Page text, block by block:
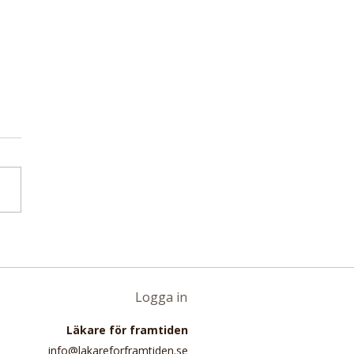
Logga in
Läkare för framtiden
info@lakareforframtiden.se